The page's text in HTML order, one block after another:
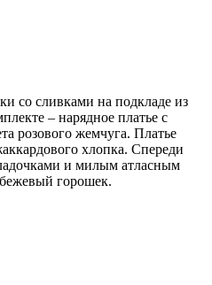
со сливками на подкладе из
– нарядное платье с
розового жемчуга. Платье
хлопка. Спереди
и милым атласным
горошек.